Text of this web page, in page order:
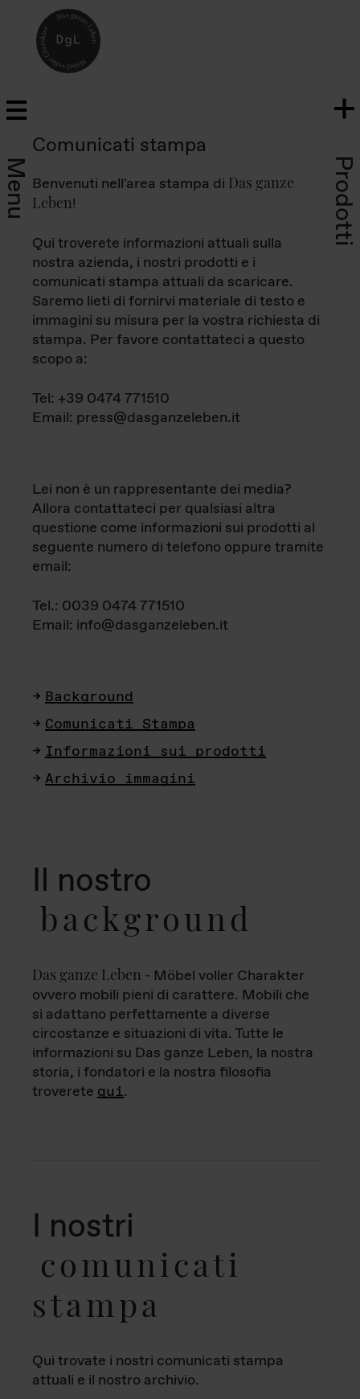
Menu Prodotti
Comunicati stampa
Benvenuti nell'area stampa di Das ganze
Leben!
Qui troverete informazioni attuali sulla
nostra azienda, i nostri prodotti e i
comunicati stampa attuali da scaricare.
Saremo lieti di fornirvi materiale di testo e
immagini su misura per la vostra richiesta di
stampa. Per favore contattateci a questo
scopo a:
Tel: +39 0474 771510
Email: press@dasganzeleben.it
Lei non è un rappresentante dei media?
Allora contattateci per qualsiasi altra
questione come informazioni sui prodotti al
seguente numero di telefono oppure tramite
email:
Tel.: 0039 0474 771510
Email: info@dasganzeleben.it
Background
Comunicati Stampa
Informazioni sui prodotti
Archivio immagini
Il nostro
background
Das ganze Leben - Möbel voller Charakter
ovvero mobili pieni di carattere. Mobili che
si adattano perfettamente a diverse
circostanze e situazioni di vita. Tutte le
informazioni su Das ganze Leben, la nostra
storia, i fondatori e la nostra filosofia
troverete qui.
I nostri
comunicati
stampa
Qui trovate i nostri comunicati stampa
attuali e il nostro archivio.